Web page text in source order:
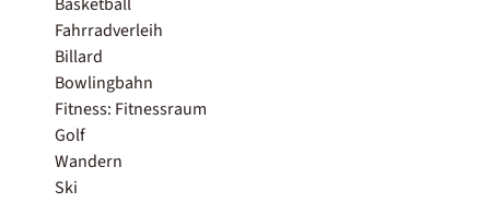
Fahrradverleih
Billard
Bowlingbahn
Fitness: Fitnessraum
Golf
Wandern
Ski